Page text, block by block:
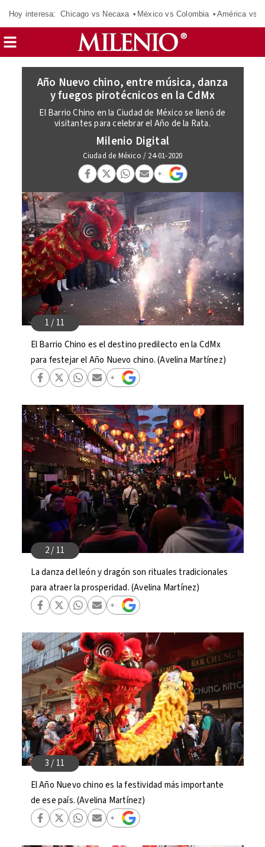
Hoy interesa: Chicago vs Necaxa México vs Colombia América vs
Año Nuevo chino, entre música, danza
y fuegos pirotécnicos en la CdMx
El Barrio Chino en la Ciudad de México se llenó de
visitantes para celebrar el Año de la Rata.
Milenio Digital
Ciudad de México / 24-01-2020
El Barrio Chino es el destino predilecto en la CdMx
para festejar el Año Nuevo chino. (Avelina Martínez)
La danza del león y dragón son rituales tradicionales
para atraer la prosperidad. (Avelina Martínez)
El Año Nuevo chino es la festividad más importante
de ese país. (Avelina Martínez)